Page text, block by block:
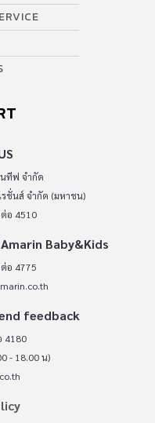
นทีฟ จำกัด
รชั่นส์ จำกัด (มหาชน)
อ 4510
Baby&Kids
อ 4775
feedback
4180
- 18.00 น)